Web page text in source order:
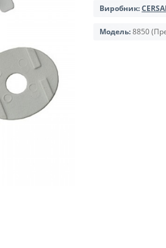
Виробник:
Модель:8850